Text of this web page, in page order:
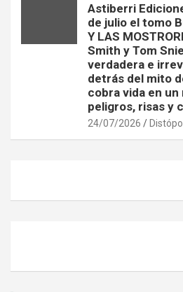
Astiberri
de julio el tomo
Y LAS
Smith y Tom
verdadera e
detrás del mito
cobra vida en
peligros, risas y
24/07/2026